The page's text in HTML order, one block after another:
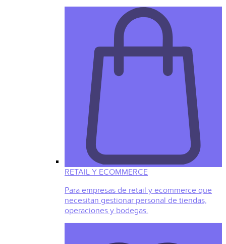
RETAIL Y ECOMMERCE
Para empresas de retail y ecommerce que
necesitan gestionar personal de tiendas,
operaciones y bodegas.